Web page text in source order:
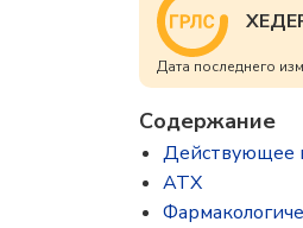
Дата последнего
Содержание
Действующее
ATX